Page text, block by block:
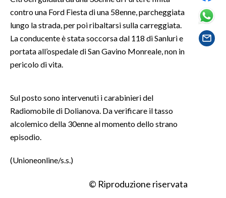
SALUTE
SARDEGNA TURISMO
NOTIZIE
EVENTI
contro una Ford Fiesta di una 58enne, parcheggiata
lungo la strada, per poi ribaltarsi sulla carreggiata.
La conducente è stata soccorsa dal 118 di Sanluri e
portata all’ospedale di San Gavino Monreale, non in
pericolo di vita.
Sul posto sono intervenuti i carabinieri del
Radiomobile di Dolianova. Da verificare il tasso
alcolemico della 30enne al momento dello strano
episodio.
(Unioneonline/s.s.)
© Riproduzione riservata